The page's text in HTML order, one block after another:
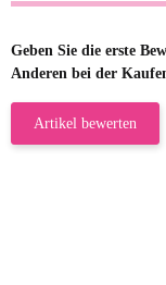
Geben Sie die erste
Anderen bei der
Artikel bewerten